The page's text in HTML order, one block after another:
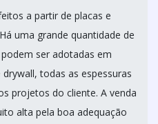
a partir de placas e
uma grande quantidade de
ser adotadas em
todas as espessuras
projetos do cliente. A venda
alta pela boa adequação